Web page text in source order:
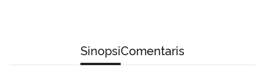
SinopsiComentaris